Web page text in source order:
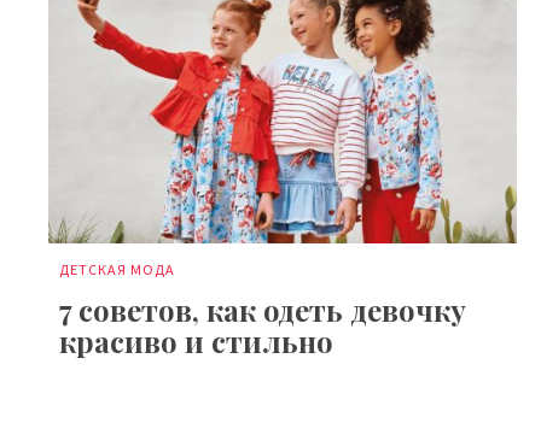
ДЕТСКАЯ МОДА
7 советов, как одеть девочку
красиво и стильно